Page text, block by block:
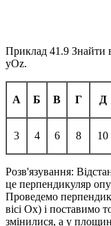
Приклад 41.9 Знайти
yOz.
А Б В Г Д
3 4 6 8 10
Розв'язування:
це перпендикуляр
Проведемо
вісі Ox) і поставимо
змінилися, а у